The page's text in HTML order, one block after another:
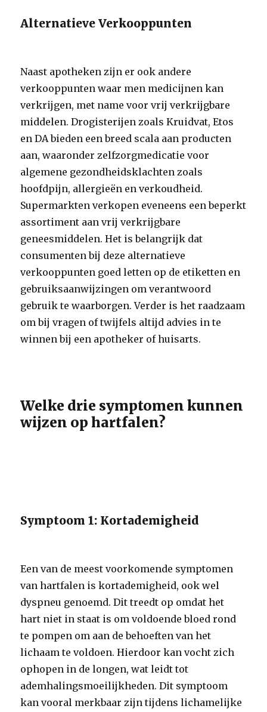
Alternatieve Verkooppunten
Naast apotheken zijn er ook andere
verkooppunten waar men medicijnen kan
verkrijgen, met name voor vrij verkrijgbare
middelen. Drogisterijen zoals Kruidvat, Etos
en DA bieden een breed scala aan producten
aan, waaronder zelfzorgmedicatie voor
algemene gezondheidsklachten zoals
hoofdpijn, allergieën en verkoudheid.
Supermarkten verkopen eveneens een beperkt
assortiment aan vrij verkrijgbare
geneesmiddelen. Het is belangrijk dat
consumenten bij deze alternatieve
verkooppunten goed letten op de etiketten en
gebruiksaanwijzingen om verantwoord
gebruik te waarborgen. Verder is het raadzaam
om bij vragen of twijfels altijd advies in te
winnen bij een apotheker of huisarts.
Welke drie symptomen kunnen
wijzen op hartfalen?
Symptoom 1: Kortademigheid
Een van de meest voorkomende symptomen
van hartfalen is kortademigheid, ook wel
dyspneu genoemd. Dit treedt op omdat het
hart niet in staat is om voldoende bloed rond
te pompen om aan de behoeften van het
lichaam te voldoen. Hierdoor kan vocht zich
ophopen in de longen, wat leidt tot
ademhalingsmoeilijkheden. Dit symptoom
kan vooral merkbaar zijn tijdens lichamelijke